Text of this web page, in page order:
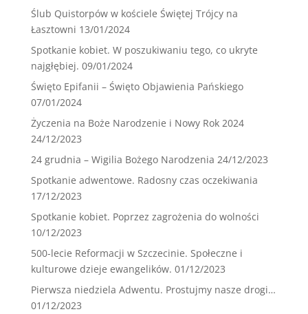
Ślub Quistorpów w kościele Świętej Trójcy na
Łasztowni 13/01/2024
Spotkanie kobiet. W poszukiwaniu tego, co ukryte
najgłębiej. 09/01/2024
Święto Epifanii – Święto Objawienia Pańskiego
07/01/2024
Życzenia na Boże Narodzenie i Nowy Rok 2024
24/12/2023
24 grudnia – Wigilia Bożego Narodzenia 24/12/2023
Spotkanie adwentowe. Radosny czas oczekiwania
17/12/2023
Spotkanie kobiet. Poprzez zagrożenia do wolności
10/12/2023
500-lecie Reformacji w Szczecinie. Społeczne i
kulturowe dzieje ewangelików. 01/12/2023
Pierwsza niedziela Adwentu. Prostujmy nasze drogi…
01/12/2023